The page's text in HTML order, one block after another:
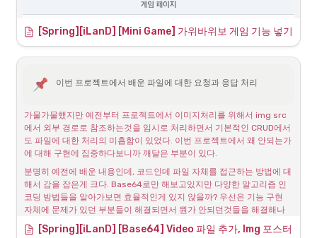
[Spring][iLanD] [Mini Game] 가위바위보 게임 기능 넣기
이번 프로젝트에서 배운 파일에 대한 요청과 응답 처리
가물가물했지만 예전부터 프로젝트에서 이미지처리를 위해서 img src
에서 외부 경로로 참조하는것을 임시로 처리하면서 기본적인 CRUD에서
도 파일에 대한 처리의 미흡함이 있었다. 이번 프로젝트에서 왜 안되는가
에 대해 구현에 집중하다보니까 깨달은 부분이 있다.
분명히 예전에 배운 내용인데, 코드인데 파일 자체를 접근하는 방법에 대
해서 감을 잡은게 크다. Base64로만 해보고있지만 다양한 알고리즘 인
코딩 방법들을 알아가보면 효율적인게 있지 않을까? 우선은 기능 구현
자체에 문제가 있던 부분들이 해결되면서 뭔가 안되던것들을 해결해나
가는 자신감이 생겼다.
[Spring][iLanD] [Base64] Video 파일 추가, Img 포스터